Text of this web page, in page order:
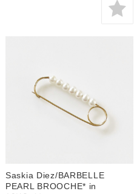
Saskia Diez/BARBELLE
PEARL BROOCHE* in